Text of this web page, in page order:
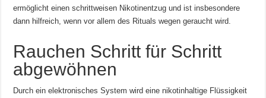
ermöglicht einen schrittweisen Nikotinentzug und ist insbesondere
dann hilfreich, wenn vor allem des Rituals wegen geraucht wird.
Rauchen Schritt für Schritt
abgewöhnen
Durch ein elektronisches System wird eine nikotinhaltige Flüssigkeit